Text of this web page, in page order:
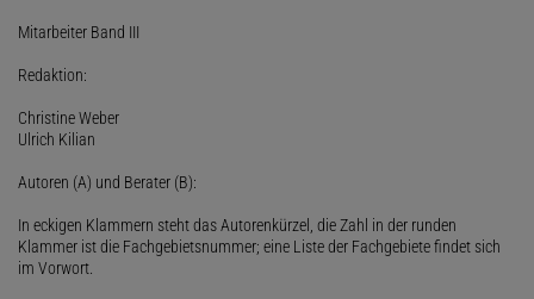
Mitarbeiter Band III
Redaktion:
Christine Weber
Ulrich Kilian
Autoren (A) und Berater (B):
In eckigen Klammern steht das Autorenkürzel, die Zahl in der runden
Klammer ist die Fachgebietsnummer; eine Liste der Fachgebiete findet sich
im Vorwort.